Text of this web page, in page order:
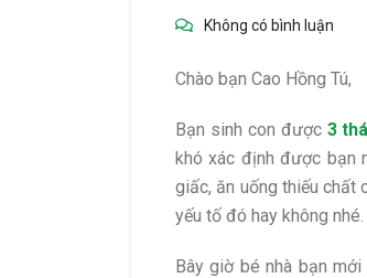
Không có bình luận
Chào bạn Cao Hồng Tú,
Bạn sinh con được 3
khó xác định được bạn
giấc, ăn uống thiếu chất
yếu tố đó hay không nhé.
Bây giờ bé nhà bạn